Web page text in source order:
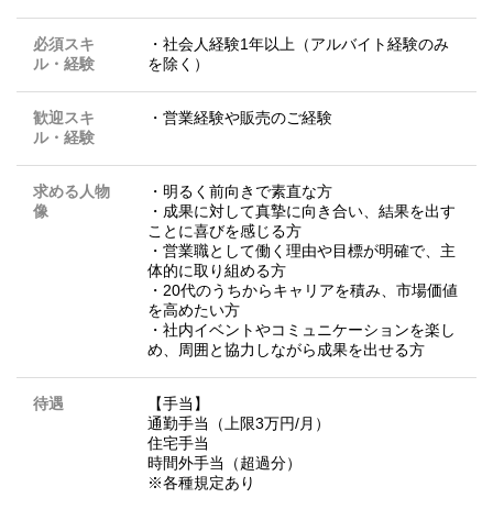
必須スキ
ル・経験
・社会人経験1年以上（アルバイト経験のみ
を除く）
歓迎スキ
ル・経験
・営業経験や販売のご経験
求める人物
像
・明るく前向きで素直な方
・成果に対して真摯に向き合い、結果を出す
ことに喜びを感じる方
・営業職として働く理由や目標が明確で、主
体的に取り組める方
・20代のうちからキャリアを積み、市場価値
を高めたい方
・社内イベントやコミュニケーションを楽し
め、周囲と協力しながら成果を出せる方
待遇
【手当】
通勤手当（上限3万円/月）
住宅手当
時間外手当（超過分）
※各種規定あり